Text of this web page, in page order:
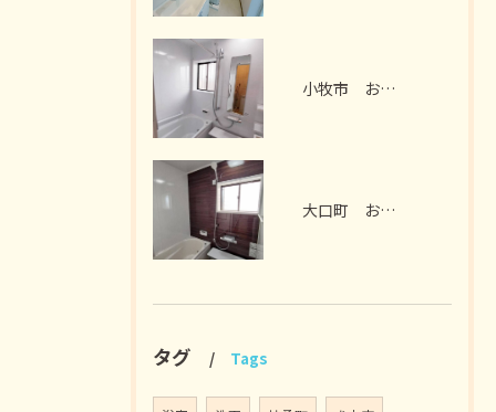
小牧市 お風呂リフォーム I様邸 2026年7月
大口町 お風呂リフォーム M様邸 2026年7月
タグ Tags